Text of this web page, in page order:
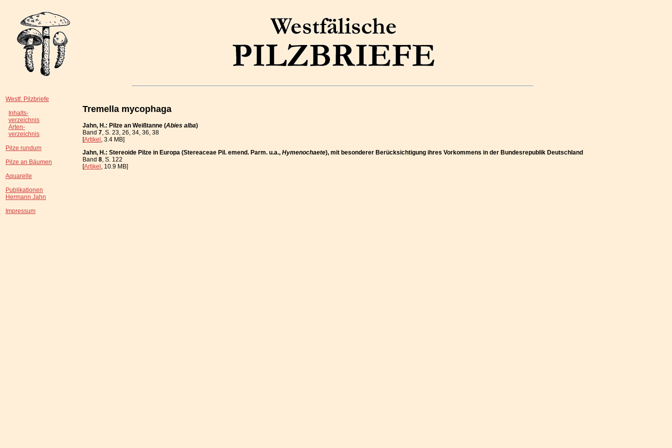
Westf. Pilzbriefe
Inhalts-
verzeichnis
Arten-
verzeichnis
Pilze rundum
Pilze an Bäumen
Aquarelle
Publikationen
Hermann Jahn
Impressum
Tremella mycophaga
Jahn, H.: Pilze an Weißtanne (Abies alba)
Band 7, S. 23, 26, 34, 36, 38
[Artikel, 3.4 MB]
Jahn, H.: Stereoide Pilze in Europa (Stereaceae Pil. emend. Parm. u.a., Hymenochaete), mit besonderer Berücksichtigung ihres Vorkommens in der Bundesrepublik Deutschland
Band 8, S. 122
[Artikel, 10.9 MB]